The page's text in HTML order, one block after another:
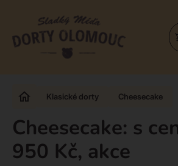
Dorty
dorty
poctivá
cukrárna
Klasické dorty Cheesecake
Cheesecake: s
950 Kč, akce